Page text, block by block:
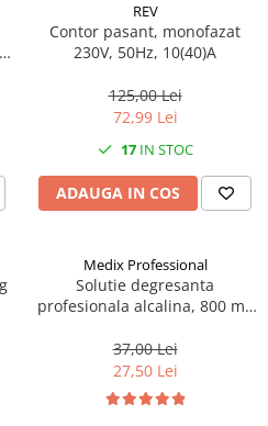
REV
Contor pasant, monofazat
230V, 50Hz, 10(40)A
125,00 Lei
72,99 Lei
17IN STOC
ADAUGA IN COS
Medix Professional
Solutie degresanta
profesionala alcalina, 800 ml,
37,00 Lei
27,50 Lei